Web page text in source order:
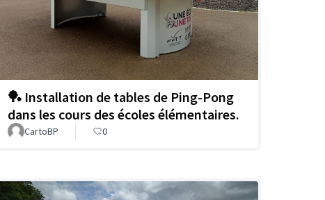
🏓 Installation de tables de Ping-Pong
dans les cours des écoles élémentaires.
CartoBP 0